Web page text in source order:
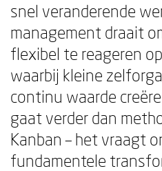
snel veranderende
management draait
flexibel te reageren
waarbij kleine
continu waarde
gaat verder dan
Kanban – het vraagt
fundamentele